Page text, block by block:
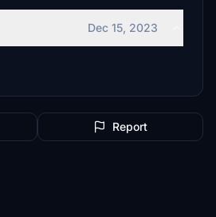
Dec 15, 2023
Report